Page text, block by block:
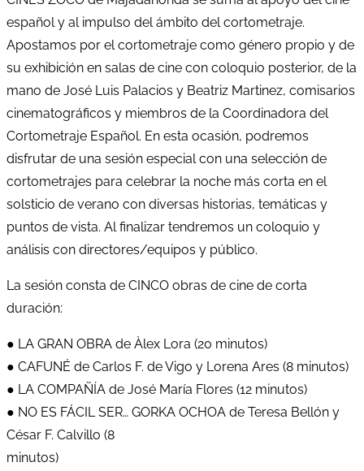
español y al impulso del ámbito del cortometraje.
Apostamos por el cortometraje como género propio y de
su exhibición en salas de cine con coloquio posterior, de la
mano de José Luis Palacios y Beatriz Martinez, comisarios
cinematográficos y miembros de la Coordinadora del
Cortometraje Español. En esta ocasión, podremos
disfrutar de una sesión especial con una selección de
cortometrajes para celebrar la noche más corta en el
solsticio de verano con diversas historias, temáticas y
puntos de vista. Al finalizar tendremos un coloquio y
análisis con directores/equipos y público.
La sesión consta de CINCO obras de cine de corta
duración:
● LA GRAN OBRA de Àlex Lora (20 minutos)
● CAFUNÉ de Carlos F. de Vigo y Lorena Ares (8 minutos)
● LA COMPAÑÍA de José María Flores (12 minutos)
● NO ES FÁCIL SER… GORKA OCHOA de Teresa Bellón y
César F. Calvillo (8
minutos)